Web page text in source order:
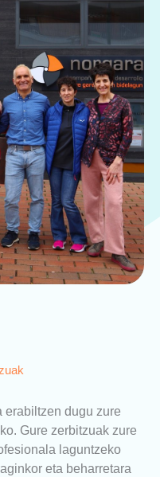
erabiltzen dugu zure
Gure zerbitzuak zure
laguntzeko
eta beharretara